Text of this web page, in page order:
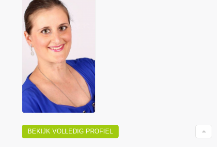
BEKIJK VOLLEDIG PROFIEL